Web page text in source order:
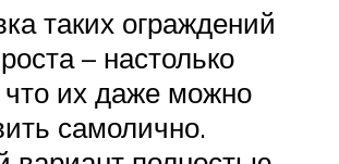
таких ограждений
– настолько
что их даже можно
самолично.